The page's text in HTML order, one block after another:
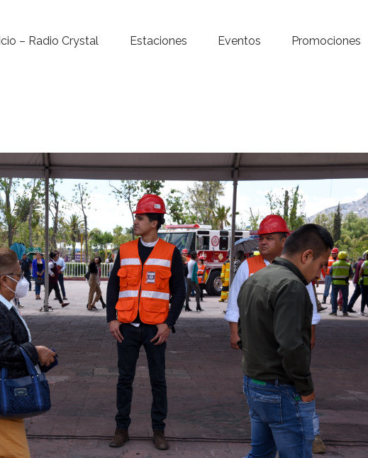
– Radio Crystal Estaciones Eventos Promociones
Noticias
Para ti
Contacto